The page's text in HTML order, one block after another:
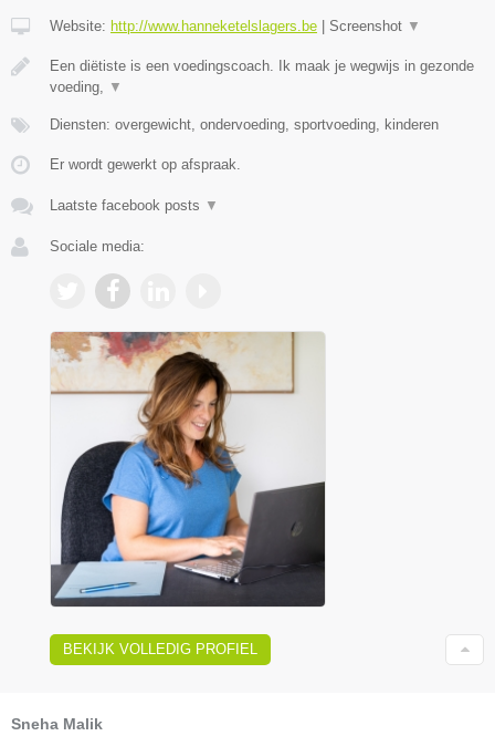
Website: http://www.hanneketelslagers.be | Screenshot ▼
Een diëtiste is een voedingscoach. Ik maak je wegwijs in gezonde
voeding,
▼
Diensten: overgewicht, ondervoeding, sportvoeding, kinderen
Er wordt gewerkt op afspraak.
Laatste facebook posts ▼
Sociale media:
BEKIJK VOLLEDIG PROFIEL
Sneha Malik